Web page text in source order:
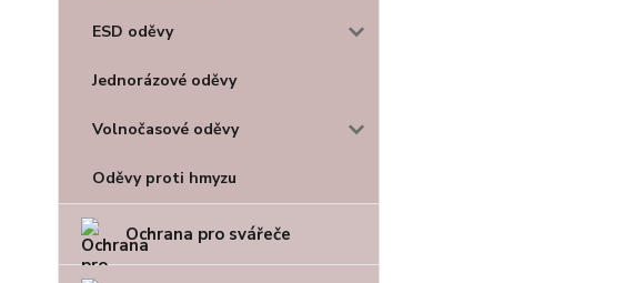
ESD oděvy
Jednorázové oděvy
Volnočasové oděvy
Oděvy proti hmyzu
Ochrana pro svářeče